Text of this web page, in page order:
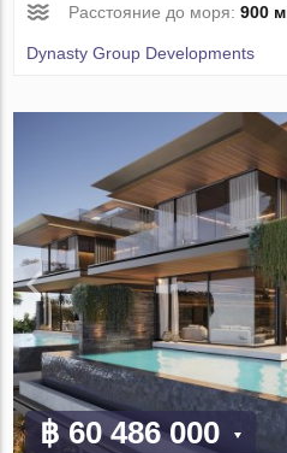
Расстояние до моря:900 м
Dynasty Group Developments
฿ 60 486 000